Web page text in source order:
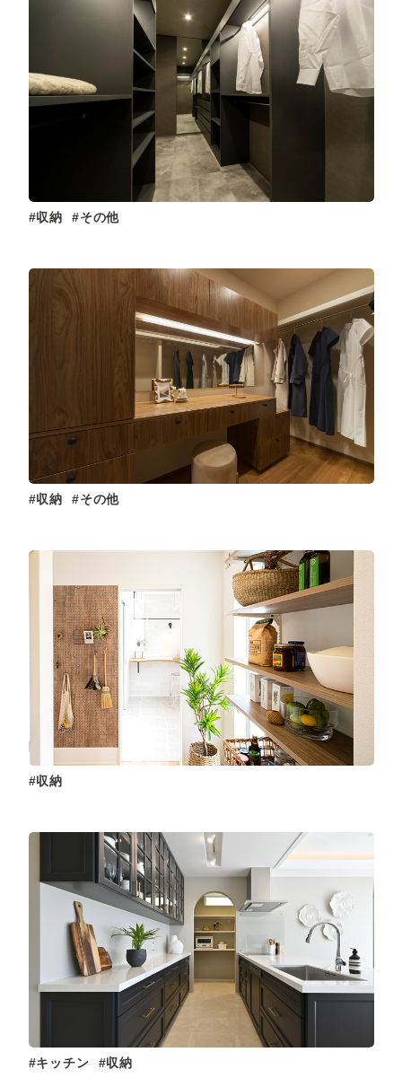
収納 その他
収納 その他
収納
キッチン 収納